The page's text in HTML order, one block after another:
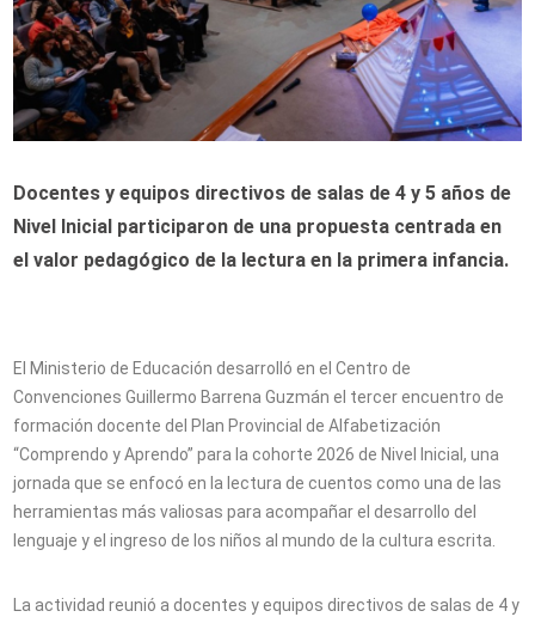
Docentes y equipos directivos de salas de 4 y 5 años de
Nivel Inicial participaron de una propuesta centrada en
el valor pedagógico de la lectura en la primera infancia.
El Ministerio de Educación desarrolló en el Centro de
Convenciones Guillermo Barrena Guzmán el tercer encuentro de
formación docente del Plan Provincial de Alfabetización
“Comprendo y Aprendo” para la cohorte 2026 de Nivel Inicial, una
jornada que se enfocó en la lectura de cuentos como una de las
herramientas más valiosas para acompañar el desarrollo del
lenguaje y el ingreso de los niños al mundo de la cultura escrita.
La actividad reunió a docentes y equipos directivos de salas de 4 y